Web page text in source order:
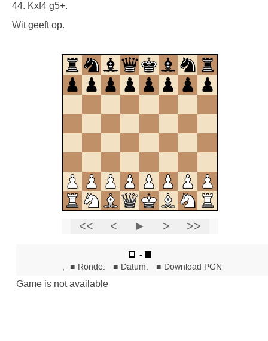
44. Kxf4 g5+.
Wit geeft op.